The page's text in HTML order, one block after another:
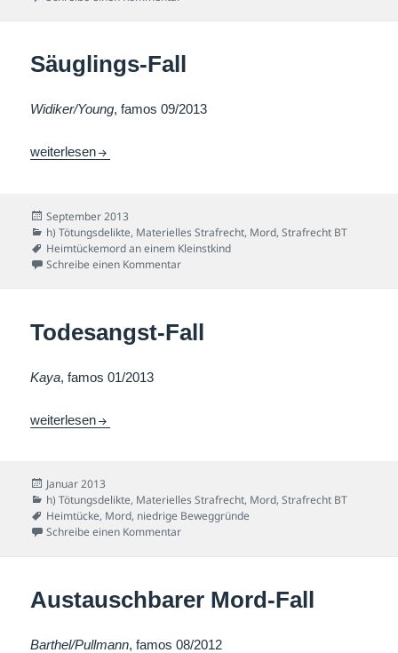
Säuglings-Fall
Widiker/Young, famos 09/2013
Säuglings-Fall
weiterlesen
Veröffentlicht
am
September 2013
Kategorien
h) Tötungsdelikte, Materielles Strafrecht, Mord,Strafrecht BT
Schlagwörter
Heimtückemord an einem Kleinstkind
Schreibe einen Kommentarzu Säuglings-Fall
Todesangst-Fall
Kaya, famos 01/2013
Todesangst-Fall
weiterlesen
Veröffentlicht
am
Januar 2013
Kategorien
h) Tötungsdelikte, Materielles Strafrecht, Mord,Strafrecht BT
Schlagwörter
Heimtücke, Mord, niedrige Beweggründe
Schreibe einen Kommentarzu Todesangst-Fall
Austauschbarer Mord-Fall
Barthel/Pullmann, famos 08/2012